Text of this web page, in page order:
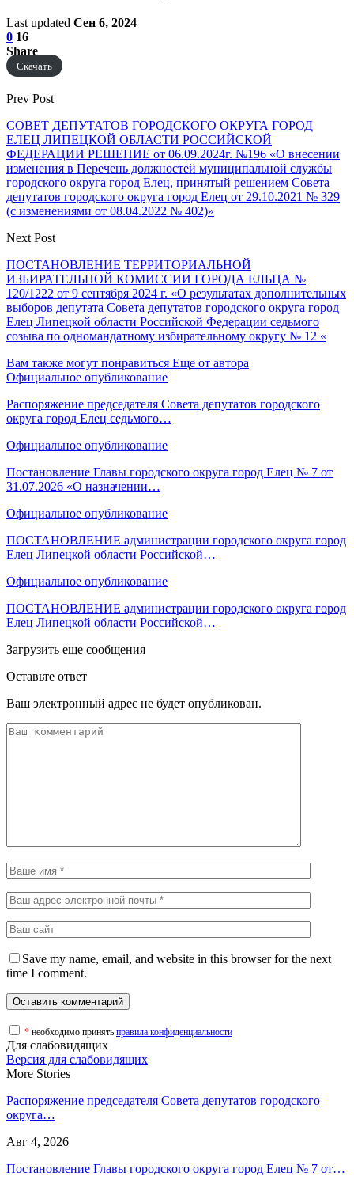
Last updated Сен 6, 2024
0 16
Share
Скачать
Prev Post
СОВЕТ ДЕПУТАТОВ ГОРОДСКОГО ОКРУГА ГОРОД
ЕЛЕЦ ЛИПЕЦКОЙ ОБЛАСТИ РОССИЙСКОЙ
ФЕДЕРАЦИИ РЕШЕНИЕ от 06.09.2024г. №196 «О внесении
изменения в Перечень должностей муниципальной службы
городского округа город Елец, принятый решением Совета
депутатов городского округа город Елец от 29.10.2021 № 329
(с изменениями от 08.04.2022 № 402)»
Next Post
ПОСТАНОВЛЕНИЕ ТЕРРИТОРИАЛЬНОЙ
ИЗБИРАТЕЛЬНОЙ КОМИССИИ ГОРОДА ЕЛЬЦА №
120/1222 от 9 сентября 2024 г. «О результатах дополнительных
выборов депутата Совета депутатов городского округа город
Елец Липецкой области Российской Федерации седьмого
созыва по одномандатному избирательному округу № 12 «
Вам также могут понравиться Еще от автора
Официальное опубликование
Распоряжение председателя Совета депутатов городского
округа город Елец седьмого…
Официальное опубликование
Постановление Главы городского округа город Елец № 7 от
31.07.2026 «О назначении…
Официальное опубликование
ПОСТАНОВЛЕНИЕ администрации городского округа город
Елец Липецкой области Российской…
Официальное опубликование
ПОСТАНОВЛЕНИЕ администрации городского округа город
Елец Липецкой области Российской…
Загрузить еще сообщения
Оставьте ответ
Ваш электронный адрес не будет опубликован.
Save my name, email, and website in this browser for the next
time I comment.
* необходимо принять правила конфиденциальности
Для слабовидящих
Версия для слабовидящих
More Stories
Распоряжение председателя Совета депутатов городского
округа…
Авг 4, 2026
Постановление Главы городского округа город Елец № 7 от…